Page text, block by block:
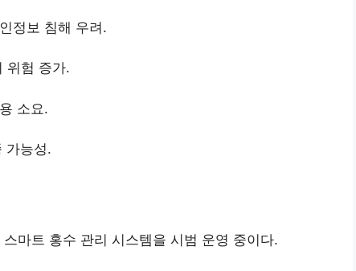
정보 침해 우려.
위험 증가.
소요.
가능성.
마트 홍수 관리 시스템을 시범 운영 중이다.